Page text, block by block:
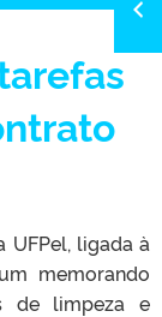
UFPel, ligada à
memorando
de limpeza e